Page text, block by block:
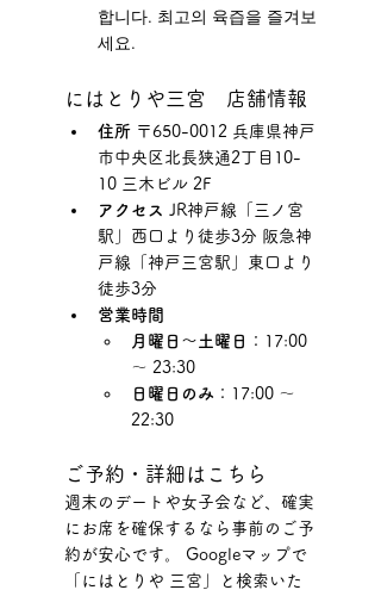
합니다. 최고의 육즙을 즐겨보
세요.
にはとりや三宮　店舗情報
住所 〒650-0012 兵庫県神戸
市中央区北長狭通2丁目10-
10 三木ビル 2F
アクセス JR神戸線「三ノ宮
駅」西口より徒歩3分 阪急神
戸線「神戸三宮駅」東口より
徒歩3分
営業時間
月曜日～土曜日
：17:00
～ 23:30
日曜日のみ ：17:00 ～
22:30
ご予約・詳細はこちら
週末のデートや女子会など、確実
にお席を確保するなら事前のご予
約が安心です。 Googleマップで
「にはとりや 三宮」と検索いた